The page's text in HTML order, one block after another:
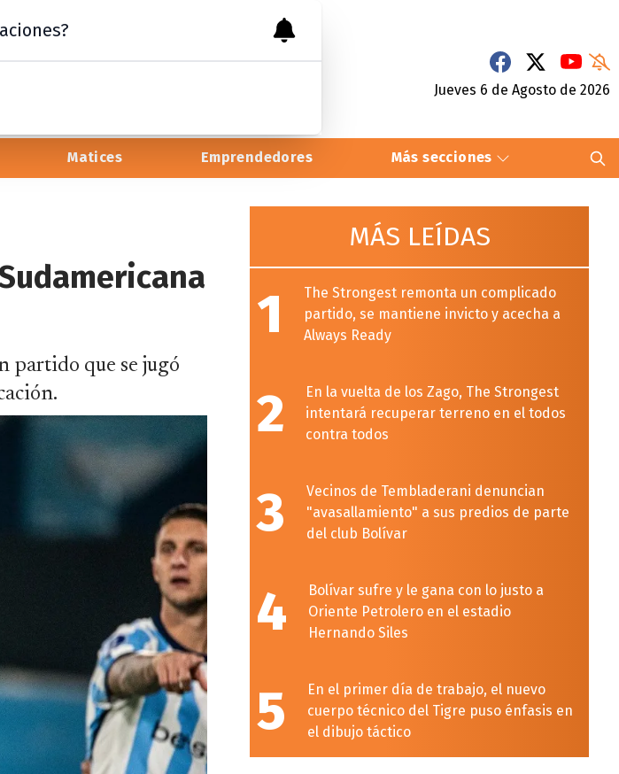
Jueves 6 de Agosto de 2026
Matices Emprendedores Más secciones
partido que se jugó
MÁS LEÍDAS
1
The Strongest remonta un complicado
partido, se mantiene invicto y acecha a
Always Ready
2
En la vuelta de los Zago, The Strongest
intentará recuperar terreno en el todos
contra todos
3
Vecinos de Tembladerani denuncian
"avasallamiento" a sus predios de parte
del club Bolívar
4
Bolívar sufre y le gana con lo justo a
Oriente Petrolero en el estadio
Hernando Siles
5
En el primer día de trabajo, el nuevo
cuerpo técnico del Tigre puso énfasis en
el dibujo táctico